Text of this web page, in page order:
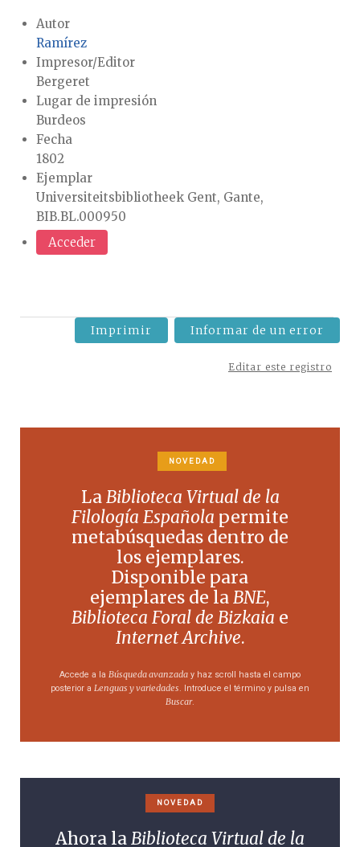
Autor
Ramírez
Impresor/Editor
Bergeret
Lugar de impresión
Burdeos
Fecha
1802
Ejemplar
Universiteitsbibliotheek Gent, Gante,
BIB.BL.000950
Acceder
Imprimir Informar de un error
Editar este registro
NOVEDAD
LaBiblioteca Virtual de la
Filología Española permite
metabúsquedas dentro de
los ejemplares.
Disponible para
ejemplares de laBNE,
Biblioteca Foral de Bizkaia e
Internet Archive.
Accede a la Búsqueda avanzada y haz scroll hasta el campo
posterior a Lenguas y variedades . Introduce el término y pulsa en
Buscar.
NOVEDAD
Ahora laBiblioteca Virtual de la